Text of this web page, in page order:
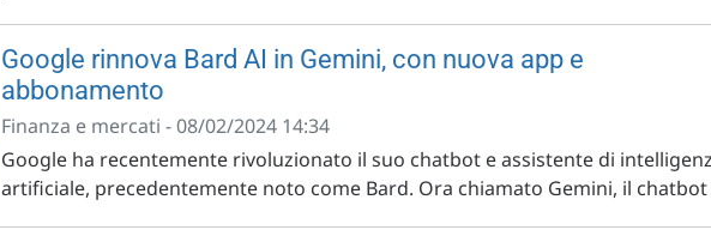
Google rinnova Bard AI in Gemini, con nuova app e
abbonamento
Finanza e mercati - 08/02/2024 14:34
Google ha recentemente rivoluzionato il suo chatbot e assistente di
artificiale, precedentemente noto come Bard. Ora chiamato Gemini, il chatbot